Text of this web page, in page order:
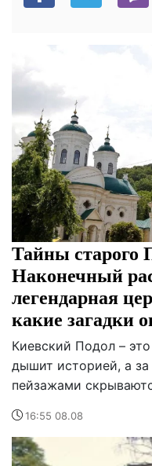
Тайны старого
Наконечный
легендарная
какие загадки
Киевский Подол –
дышит историей, а
пейзажами
16:55 08.08